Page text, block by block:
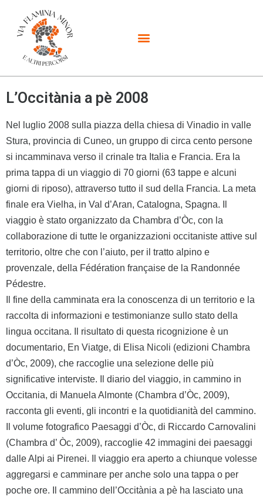
L’Occitània a pè 2008
Nel luglio 2008 sulla piazza della chiesa di Vinadio in valle
Stura, provincia di Cuneo, un gruppo di circa cento persone
si incamminava verso il crinale tra Italia e Francia. Era la
prima tappa di un viaggio di 70 giorni (63 tappe e alcuni
giorni di riposo), attraverso tutto il sud della Francia. La meta
finale era Vielha, in Val d’Aran, Catalogna, Spagna. Il
viaggio è stato organizzato da Chambra d’Òc, con la
collaborazione di tutte le organizzazioni occitaniste attive sul
territorio, oltre che con l’aiuto, per il tratto alpino e
provenzale, della Fédération française de la Randonnée
Pédestre.
Il fine della camminata era la conoscenza di un territorio e la
raccolta di informazioni e testimonianze sullo stato della
lingua occitana. Il risultato di questa ricognizione è un
documentario, En Viatge, di Elisa Nicoli (edizioni Chambra
d’Òc, 2009), che raccoglie una selezione delle più
significative interviste. Il diario del viaggio, in cammino in
Occitania, di Manuela Almonte (Chambra d’Òc, 2009),
racconta gli eventi, gli incontri e la quotidianità del cammino.
Il volume fotografico Paesaggi d’Òc, di Riccardo Carnovalini
(Chambra d’ Òc, 2009), raccoglie 42 immagini dei paesaggi
dalle Alpi ai Pirenei. Il viaggio era aperto a chiunque volesse
aggregarsi e camminare per anche solo una tappa o per
poche ore. Il cammino dell’Occitània a pè ha lasciato una